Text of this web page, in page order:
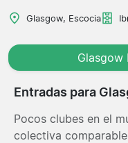
Glasgow, Escocia
Glasgow
Entradas para
Pocos clubes en el
colectiva